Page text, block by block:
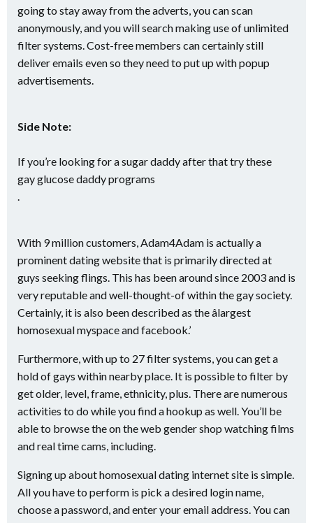
going to stay away from the adverts, you can scan
anonymously, and you will search making use of unlimited
filter systems. Cost-free members can certainly still
deliver emails even so they need to put up with popup
advertisements.
Side Note:
If you’re looking for a sugar daddy after that try these
gay glucose daddy programs
With 9 million customers, Adam4Adam is actually a
prominent dating website that is primarily directed at
guys seeking flings. This has been around since 2003 and is
very reputable and well-thought-of within the gay society.
Certainly, it is also been described as the âlargest
homosexual myspace and facebook.’
Furthermore, with up to 27 filter systems, you can get a
hold of gays within nearby place. It is possible to filter by
get older, level, frame, ethnicity, plus. There are numerous
activities to do while you find a hookup as well. You’ll be
able to browse the on the web gender shop watching films
and real time cams, including.
Signing up about homosexual dating internet site is simple.
All you have to perform is pick a desired login name,
choose a password, and enter your email address. You can